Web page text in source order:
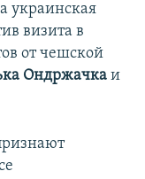
украинская
визита в
от чешской
Ондржачка и